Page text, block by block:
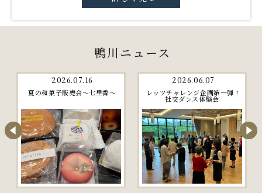
鴨川ニュース
2026.06.16
シャトルdeゴー 夜のホタル観
賞便
2026.05.29
房総ぶらっと旅 第3弾 日帰りバ
スツアー久留里線「廃止予定区
間」を走る旅